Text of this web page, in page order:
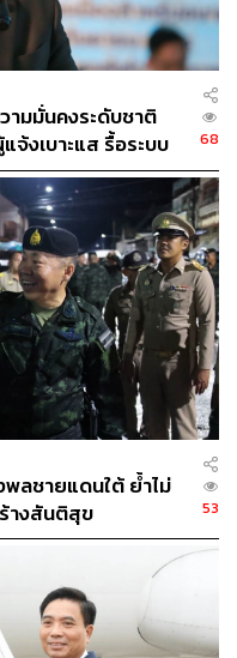
มมั่นคงระดับชาติ
จ้งเบาะแส รื้อระบบ
68
พลชายแดนใต้ ย้ำไม่
างสันติสุข
53